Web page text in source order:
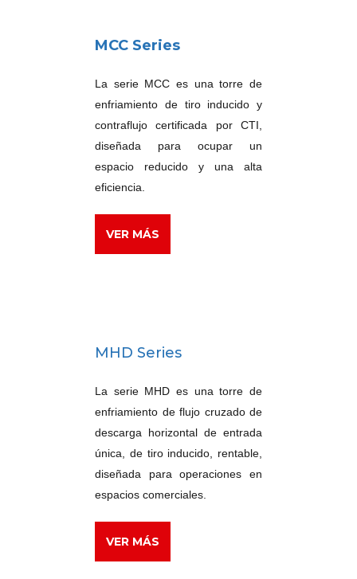
MCC Series
La serie MCC es una torre de
enfriamiento de tiro inducido y
contraflujo certificada por CTI,
diseñada para ocupar un
espacio reducido y una alta
eficiencia.
VER MÁS
MHD Series
La serie MHD es una torre de
enfriamiento de flujo cruzado de
descarga horizontal de entrada
única, de tiro inducido, rentable,
diseñada para operaciones en
espacios comerciales.
VER MÁS